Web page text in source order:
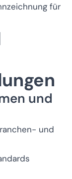
für
und
und